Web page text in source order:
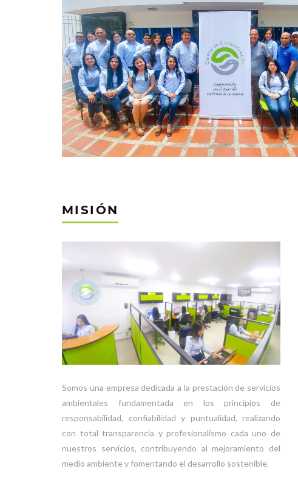
MISIÓN
Somos una empresa dedicada a la prestación de servicios
ambientales fundamentada en los principios de
responsabilidad, confiabilidad y puntualidad, realizando
con total transparencia y profesionalismo cada uno de
nuestros servicios, contribuyendo al mejoramiento del
medio ambiente y fomentando el desarrollo sostenible.